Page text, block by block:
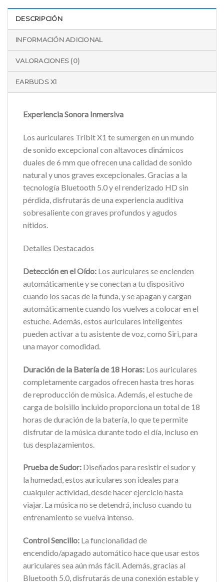
DESCRIPCIÓN
INFORMACIÓN ADICIONAL
VALORACIONES (0)
EARBUDS X1
Experiencia Sonora Inmersiva
Los auriculares Tribit X1 te sumergen en un mundo
de sonido excepcional con altavoces dinámicos
duales de 6 mm que ofrecen una calidad de sonido
natural y unos graves excepcionales. Gracias a la
tecnología Bluetooth 5.0 y el renderizado HD sin
pérdida, disfrutarás de una experiencia auditiva
sobresaliente con graves profundos y agudos
nítidos.
Detalles Destacados
Detección en el Oído: Los auriculares se encienden
automáticamente y se conectan a tu dispositivo
cuando los sacas de la funda, y se apagan y cargan
automáticamente cuando los vuelves a colocar en el
estuche. Además, estos auriculares inteligentes
pueden activar a tu asistente de voz, como Siri, para
una mayor comodidad.
Duración de la Batería de 18 Horas: Los auriculares
completamente cargados ofrecen hasta tres horas
de reproducción de música. Además, el estuche de
carga de bolsillo incluido proporciona un total de 18
horas de duración de la batería, lo que te permite
disfrutar de la música durante todo el día, incluso en
tus desplazamientos.
Prueba de Sudor: Diseñados para resistir el sudor y
la humedad, estos auriculares son ideales para
cualquier actividad, desde hacer ejercicio hasta
viajar. La música no se detendrá, incluso cuando tu
entrenamiento se vuelva intenso.
Control Sencillo: La funcionalidad de
encendido/apagado automático hace que usar estos
auriculares sea aún más fácil. Además, gracias al
Bluetooth 5.0, disfrutarás de una conexión estable y